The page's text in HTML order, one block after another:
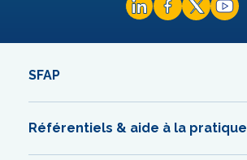
SFAP
Référentiels & aide à la pratique